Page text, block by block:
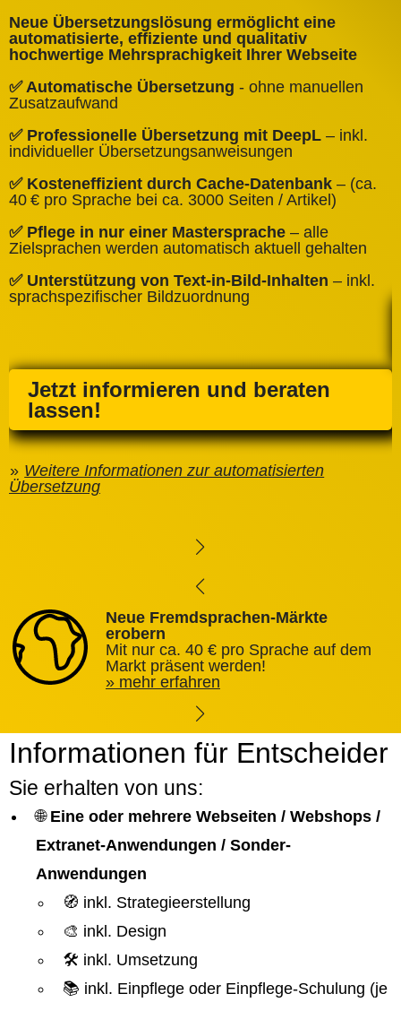
Neue Übersetzungslösung ermöglicht eine
automatisierte, effiziente und qualitativ
hochwertige Mehrsprachigkeit Ihrer Webseite
✅ Automatische Übersetzung - ohne manuellen
Zusatzaufwand
✅ Professionelle Übersetzung mit DeepL – inkl.
individueller Übersetzungsanweisungen
✅ Kosteneffizient durch Cache‑Datenbank – (ca.
40 € pro Sprache bei ca. 3000 Seiten / Artikel)
✅ Pflege in nur einer Mastersprache – alle
Zielsprachen werden automatisch aktuell gehalten
✅ Unterstützung von Text‑in‑Bild‑Inhalten – inkl.
sprachspezifischer Bildzuordnung
Jetzt informieren und beraten
lassen!
Weitere Informationen zur automatisierten
Übersetzung
Neue Fremdsprachen-Märkte
erobern
Mit nur ca. 40 € pro Sprache auf dem
Markt präsent werden!
mehr erfahren
Informationen für Entscheider
Sie erhalten von uns:
🌐 Eine oder mehrere Webseiten / Webshops /
Extranet-Anwendungen / Sonder-
Anwendungen
🧭 inkl. Strategieerstellung
🎨 inkl. Design
🛠️ inkl. Umsetzung
📚 inkl. Einpflege oder Einpflege-Schulung (je